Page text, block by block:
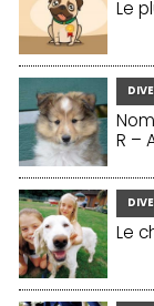
Le
R –
Le